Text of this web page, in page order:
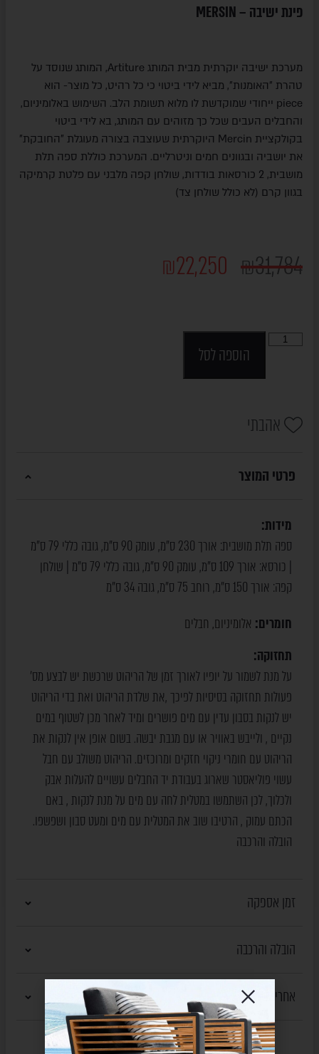
פינת ישיבה – MERSIN
מערכת ישיבה יוקרתית מבית המותג Artiture, המותג שנוסד על
טהרת "האומנות", מביא לידי ביטוי כי כל רהיט, כל מוצר- הוא
piece ייחודי שמוקדשת לו מלוא תשומת הלב. השימוש באלומיניום,
והחבלים העבים שכל כך מזוהים עם המותג, בא לידי ביטוי
בקולקציית Mercin היוקרתית שעוצבה בצורה מעוגלת "החובקת"
את יושביה ובגוונים חמים וניטרליים. המערכת כוללת ספה תלת
מושבית, 2 כורסאות בודדות, שולחן קפה מלבני עם פלטת קרמיקה
בגוון קרם (לא כולל שולחן צד)
₪31,784
₪22,250
הוספה לסל
אהבתי
פרטי המוצר
מידות:
ספה תלת מושבית: אורך 230 ס"מ, עומק 90 ס"מ, גובה כללי 79 ס"מ
| כורסא: אורך 109 ס"מ, עומק 90 ס"מ, גובה כללי 79 ס"מ | שולחן
קפה: אורך 150 ס"מ, רוחב 75 ס"מ, גובה 34 ס"מ
חומרים: אלומיניום, חבלים
תחזוקה:
על מנת לשמור על יופיו לאורך זמן של הריהוט שרכשת יש לבצע מס’
פעולות תחזוקה בסיסיות לפיכך ,את שלדת הריהוט ואת בדי הריהוט
יש לנקות בסבון עדין עם מים פושרים ומיד לאחר מכן לשטוף במים
נקיים , ולייבש באוויר או עם מגבת יבשה. בשום אופן אין לנקות את
הריהוט עם חומרי ניקוי חזקים ומרוכזים. הריהוט משולב עם חבל
עשוי פוליאסטר שארוג בעבודת יד החבלים עשויים להעלות אבק
ולכלוך, לכן השתמשו במטלית לחה עם מים על מנת לנקות , באם
הכתם עמוק , הרטיבו שוב את המטלית עם מים ומעט סבון ושפשפו.
הובלה והרכבה
זמן אספקה
הובלה והרכבה
אחריות